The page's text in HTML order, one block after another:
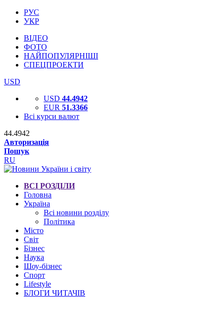
РУС
УКР
ВІДЕО
ФОТО
НАЙПОПУЛЯРНІШІ
СПЕЦПРОЕКТИ
USD
USD 44.4942
EUR 51.3366
Всі курси валют
44.4942
Авторизація
Пошук
RU
ВСІ РОЗДІЛИ
Головна
Україна
Всі новини розділу
Політика
Місто
Світ
Бізнес
Наука
Шоу-бізнес
Спорт
Lifestyle
БЛОГИ ЧИТАЧІВ